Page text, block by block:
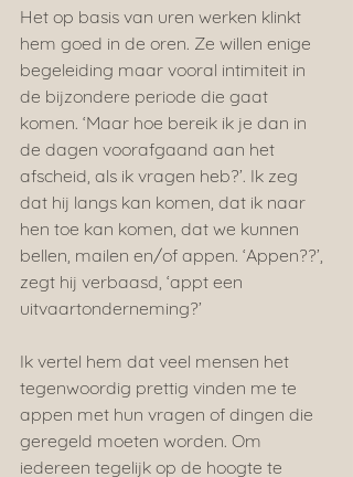
Het op basis van uren werken klinkt
hem goed in de oren. Ze willen enige
begeleiding maar vooral intimiteit in
de bijzondere periode die gaat
komen. ‘Maar hoe bereik ik je dan in
de dagen voorafgaand aan het
afscheid, als ik vragen heb?’. Ik zeg
dat hij langs kan komen, dat ik naar
hen toe kan komen, dat we kunnen
bellen, mailen en/of appen. ‘Appen??’,
zegt hij verbaasd, ‘appt een
uitvaartonderneming?’
Ik vertel hem dat veel mensen het
tegenwoordig prettig vinden me te
appen met hun vragen of dingen die
geregeld moeten worden. Om
iedereen tegelijk op de hoogte te